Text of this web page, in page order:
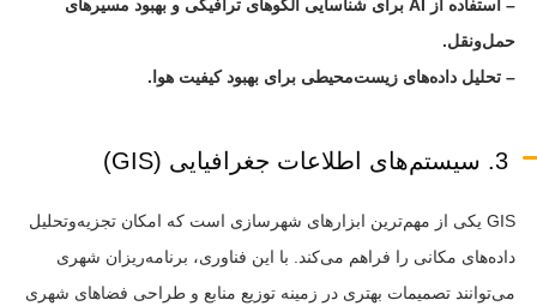
– استفاده از AI برای شناسایی الگوهای ترافیکی و بهبود مسیرهای
حمل‌ونقل.
– تحلیل داده‌های زیست‌محیطی برای بهبود کیفیت هوا.
GIS یکی از مهم‌ترین ابزارهای شهرسازی است که امکان تجزیه‌وتحلیل
داده‌های مکانی را فراهم می‌کند. با این فناوری، برنامه‌ریزان شهری
می‌توانند تصمیمات بهتری در زمینه توزیع منابع و طراحی فضاهای شهری